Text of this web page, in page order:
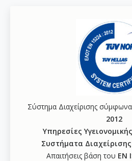
Σύστημα Διαχείρισης
2012
Υπηρεσίες
Συστήματα
Απαιτήσεις βάση του ΕΝ